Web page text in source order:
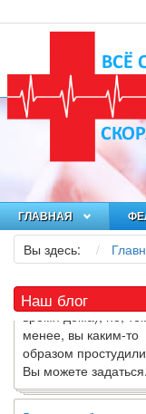
ГЛАВНАЯ
Вы здесь:
Наш блог
Как я заболел во
локдауна?
Это странная
вы соблюдали все
предосторожности
COVID-19 (вы почти
время дома), но, тем
менее, вы каким-то
образом
Вы можете